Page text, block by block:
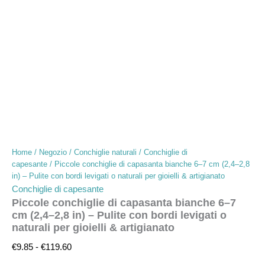
Home / Negozio / Conchiglie naturali / Conchiglie di
capesante / Piccole conchiglie di capasanta bianche 6–7 cm (2,4–2,8
in) – Pulite con bordi levigati o naturali per gioielli & artigianato
Conchiglie di capesante
Piccole conchiglie di capasanta bianche 6–7
cm (2,4–2,8 in) – Pulite con bordi levigati o
naturali per gioielli & artigianato
€9.85 - €119.60